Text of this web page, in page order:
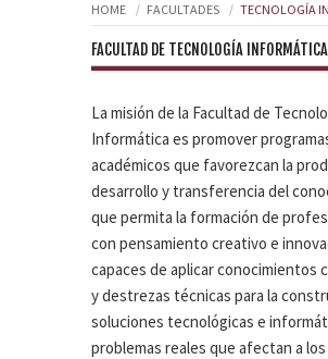
HOME FACULTADES TECNOLOGÍA
FACULTAD DE TECNOLOGÍA INFORMÁTICA
La misión de la Facultad de
Informática es promover
académicos que favorezcan la
desarrollo y transferencia del
que permita la formación de
con pensamiento creativo e
capaces de aplicar conocimientos
y destrezas técnicas para la
soluciones tecnológicas e
problemas reales que afectan a los